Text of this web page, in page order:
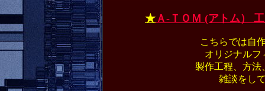
★ Ａ-ＴＯＭ (アトム）
こちらでは自
オリジナルフ
製作工程、方法
雑談をし